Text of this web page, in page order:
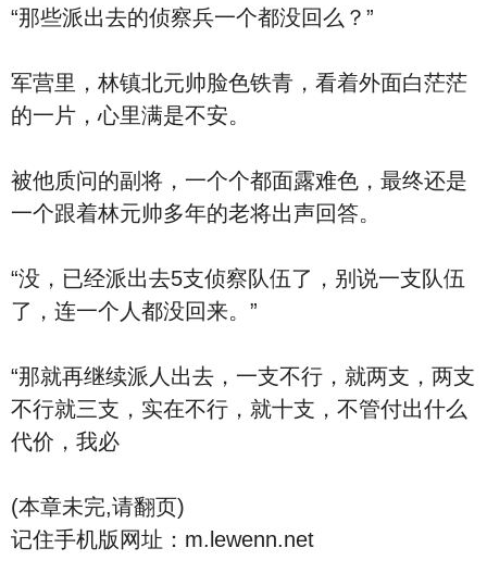
“那些派出去的侦察兵一个都没回么？”
军营里，林镇北元帅脸色铁青，看着外面白茫茫
的一片，心里满是不安。
被他质问的副将，一个个都面露难色，最终还是
一个跟着林元帅多年的老将出声回答。
“没，已经派出去5支侦察队伍了，别说一支队伍
了，连一个人都没回来。”
“那就再继续派人出去，一支不行，就两支，两支
不行就三支，实在不行，就十支，不管付出什么
代价，我必
(本章未完,请翻页)
记住手机版网址：m.lewenn.net